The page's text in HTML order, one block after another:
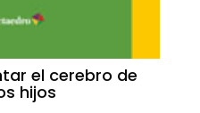
el cerebro de
hijos